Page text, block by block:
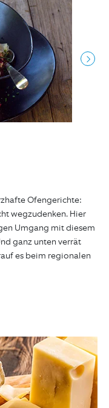
Ofengerichte:
wegzudenken. Hier
Umgang mit diesem
ganz unten verrät
es beim regionalen